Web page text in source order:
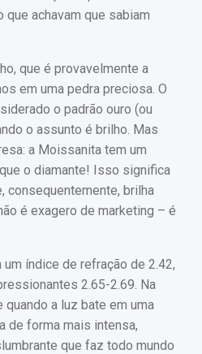
achavam que sabiam
que é provavelmente a
em uma pedra preciosa. O
o padrão ouro (ou
o assunto é brilho. Mas
a Moissanita tem um
o diamante! Isso significa
consequentemente, brilha
é exagero de marketing – é
um índice de refração de 2.42,
2.65-2.69. Na
a luz bate em uma
de forma mais intensa,
que faz todo mundo